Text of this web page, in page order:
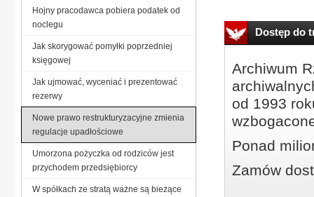
Dostęp do
Archiwum
od 1993
Ponad
Zamów
Hojny pracodawca pobiera podatek od
noclegu
Jak skorygować pomyłki poprzedniej
księgowej
Jak ujmować, wyceniać i prezentować
rezerwy
Nowe prawo restrukturyzacyjne zmienia
regulacje upadłościowe
Umorzona pożyczka od rodziców jest
przychodem przedsiębiorcy
W spółkach ze stratą ważne są bieżące